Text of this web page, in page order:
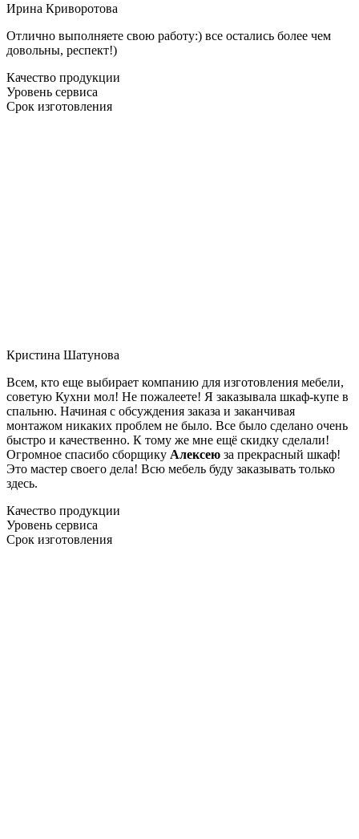
Ирина Криворотова
Отлично выполняете свою работу:) все остались более чем
довольны, респект!)
Качество продукции
Уровень сервиса
Срок изготовления
Кристина Шатунова
Всем, кто еще выбирает компанию для изготовления мебели,
советую Кухни мол! Не пожалеете! Я заказывала шкаф-купе в
спальню. Начиная с обсуждения заказа и заканчивая
монтажом никаких проблем не было. Все было сделано очень
быстро и качественно. К тому же мне ещё скидку сделали!
Огромное спасибо сборщику Алексею за прекрасный шкаф!
Это мастер своего дела! Всю мебель буду заказывать только
здесь.
Качество продукции
Уровень сервиса
Срок изготовления